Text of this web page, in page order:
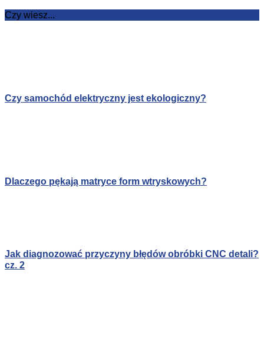
Czy wiesz...
Czy samochód elektryczny jest ekologiczny?
Dlaczego pękają matryce form wtryskowych?
Jak diagnozować przyczyny błędów obróbki CNC detali?
cz. 2